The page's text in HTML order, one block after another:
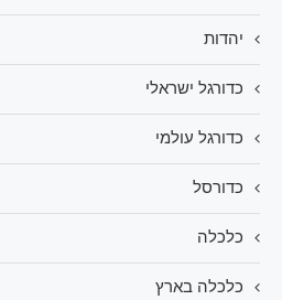
יהדות
כדורגל ישראלי
כדורגל עולמי
כדורסל
כלכלה
כלכלה בארץ